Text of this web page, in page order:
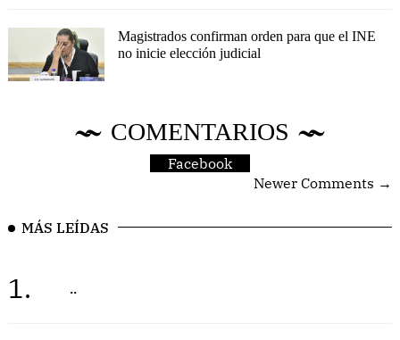
Magistrados confirman orden para que el INE
no inicie elección judicial
COMENTARIOS
Facebook
Newer Comments →
MÁS LEÍDAS
1. ..